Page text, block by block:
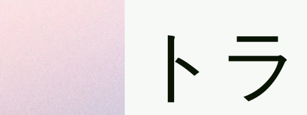
ファインラインタトゥー トラ
ト